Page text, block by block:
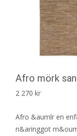
Afro mörk
2 270 kr
Afro &aumlr en
n&aringgot